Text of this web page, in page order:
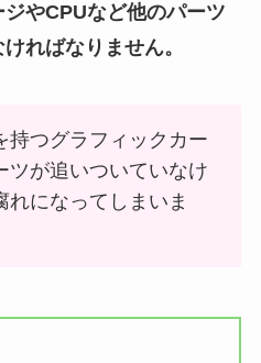
やCPUなど他のパーツ
ればなりません。
持つグラフィックカー
ツが追いついていなけ
れになってしまいま